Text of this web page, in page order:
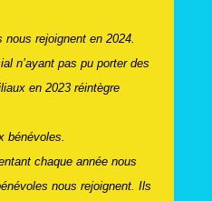
nous rejoignent en 2024.
n’ayant pas pu porter des
en 2023 réintègre
bénévoles.
chaque année nous
nous rejoignent. Ils